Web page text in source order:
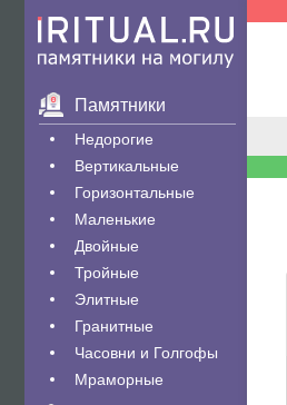
Памятники
Недорогие
Вертикальные
Горизонтальные
Маленькие
Двойные
Тройные
Элитные
Гранитные
Часовни и Голгофы
Мраморные